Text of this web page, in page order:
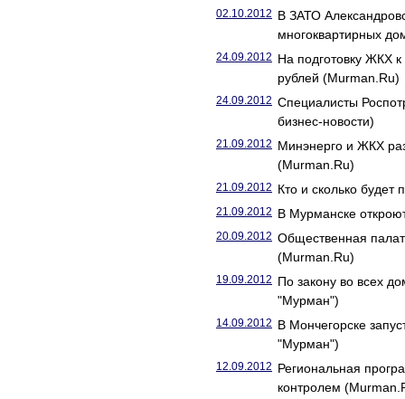
02.10.2012 В ЗАТО
многоквартирных
24.09.2012 На подготовку ЖКХ
рублей (Murman.Ru)
24.09.2012 Специалисты
бизнес-новости)
21.09.2012 Минэнерго и ЖКХ
(Murman.Ru)
21.09.2012 Кто и сколько
21.09.2012 В Мурманске
20.09.2012 Общественная
(Murman.Ru)
19.09.2012 По закону во всех
"Мурман")
14.09.2012 В Мончегорске
"Мурман")
12.09.2012 Региональная
контролем